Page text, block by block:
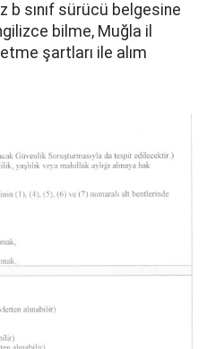
b sınıf sürücü belgesine
bilme, Muğla il
şartları ile alım